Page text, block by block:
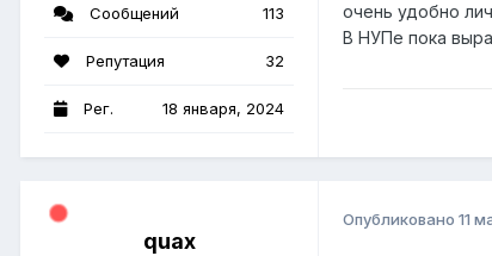
Сообщений 113
Репутация 32
Рег. 18 января, 2024
очень удобно
В НУПе пока
quax
Опубликовано 11